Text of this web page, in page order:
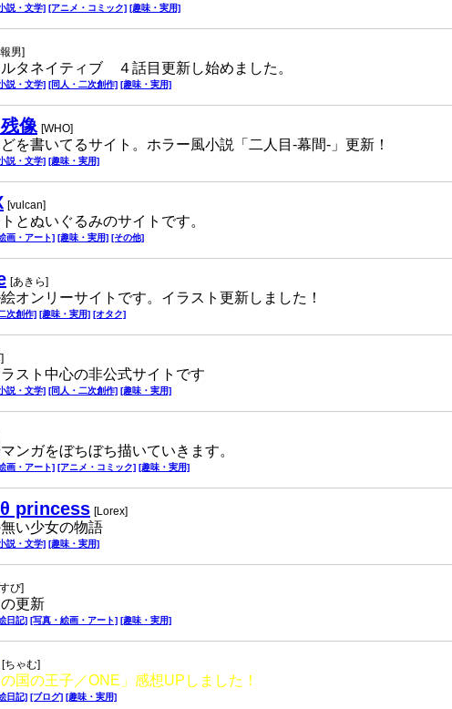
説・文学] [アニメ・コミック] [趣味・実用]
男]
タネイティブ ４話目更新し始めました。
説・文学] [同人・二次創作] [趣味・実用]
像 [WHO]
を書いてるサイト。ホラー風小説「二人目-幕間-」更新！
説・文学] [趣味・実用]
[vulcan]
とぬいぐるみのサイトです。
画・アート] [趣味・実用] [その他]
[あきら]
オンリーサイトです。イラスト更新しました！
次創作] [趣味・実用] [オタク]
スト中心の非公式サイトです
説・文学] [同人・二次創作] [趣味・実用]
ンガをぼちぼち描いていきます。
画・アート] [アニメ・コミック] [趣味・実用]
princess [Lorex]
い少女の物語
説・文学] [趣味・実用]
び]
更新
日記] [写真・絵画・アート] [趣味・実用]
[ちゃむ]
国の王子／ONE」感想UPしました！
日記] [ブログ] [趣味・実用]